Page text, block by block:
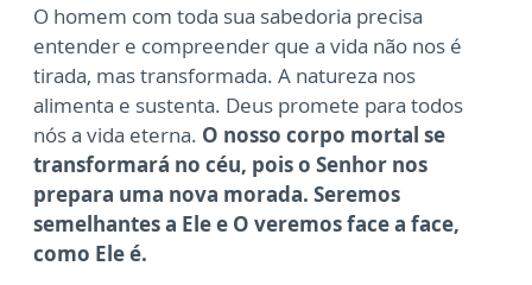
O homem com toda sua sabedoria precisa
entender e compreender que a vida não nos é
tirada, mas transformada. A natureza nos
alimenta e sustenta. Deus promete para todos
nós a vida eterna. O nosso corpo mortal se
transformará no céu, pois o Senhor nos
prepara uma nova morada. Seremos
semelhantes a Ele e O veremos face a face,
como Ele é.